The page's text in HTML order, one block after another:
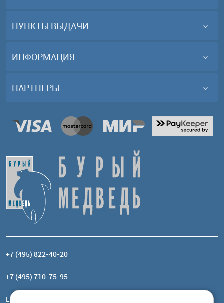
ПУНКТЫ ВЫДАЧИ
ИНФОРМАЦИЯ
ПАРТНЕРЫ
+7 (495) 822-40-20
+7 (495) 710-75-95
Email: